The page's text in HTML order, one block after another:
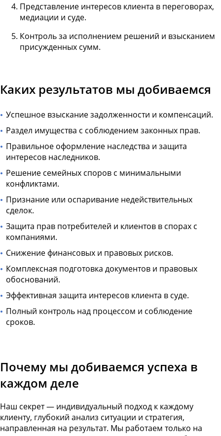
Представление интересов клиента в переговорах,
медиации и суде.
Контроль за исполнением решений и взысканием
присужденных сумм.
Каких результатов мы добиваемся
Успешное взыскание задолженности и компенсаций.
Раздел имущества с соблюдением законных прав.
Правильное оформление наследства и защита
интересов наследников.
Решение семейных споров с минимальными
конфликтами.
Признание или оспаривание недействительных
сделок.
Защита прав потребителей и клиентов в спорах с
компаниями.
Снижение финансовых и правовых рисков.
Комплексная подготовка документов и правовых
обоснований.
Эффективная защита интересов клиента в суде.
Полный контроль над процессом и соблюдение
сроков.
Почему мы добиваемся успеха в
каждом деле
Наш секрет — индивидуальный подход к каждому
клиенту, глубокий анализ ситуации и стратегия,
направленная на результат. Мы работаем только на